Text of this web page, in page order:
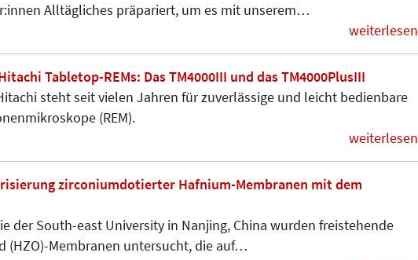
Alltägliches präpariert, um es mit unserem…
weiterlesen
Tabletop-REMs: Das TM4000III und das TM4000PlusIII
steht seit vielen Jahren für zuverlässige und leicht bedienbare
(REM).
weiterlesen
zirconiumdotierter Hafnium-Membranen mit dem
der South-east University in Nanjing, China wurden freistehende
(HZO)-Membranen untersucht, die auf…